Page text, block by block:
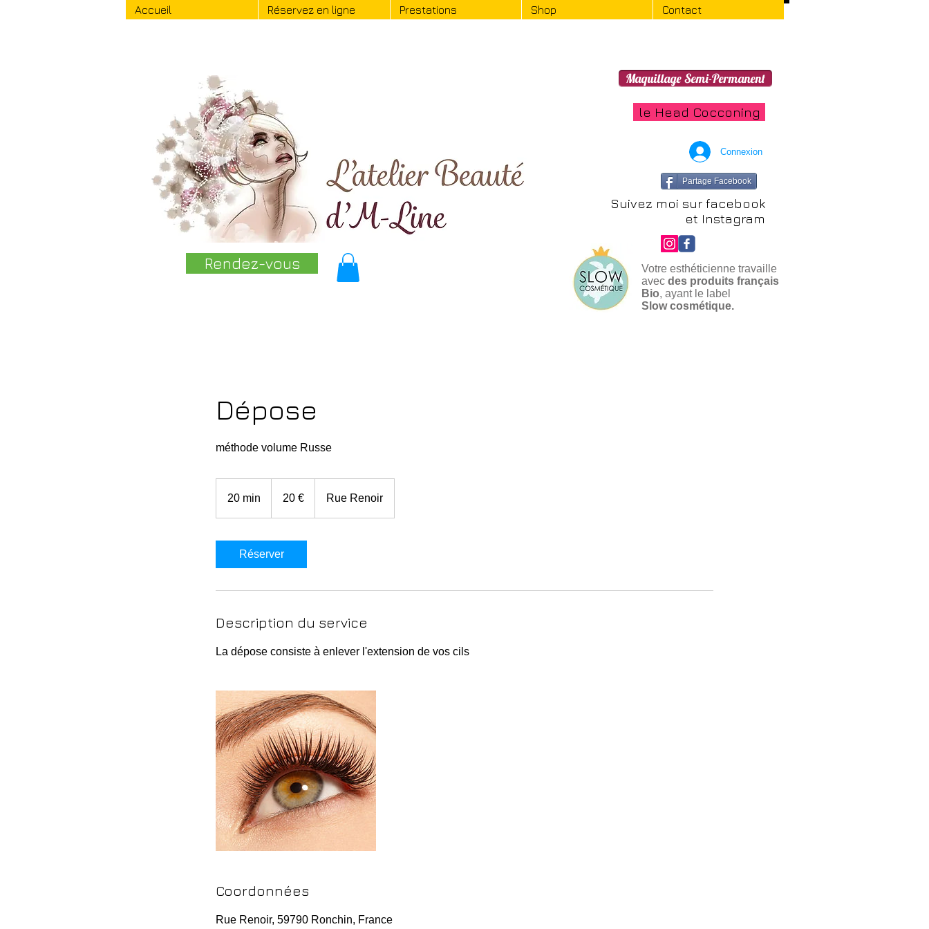
Accueil Réservez en ligne Prestations Shop Contact
le Head Cocconing
Connexion
Suivez moi sur facebook
et Instagram
Partage Facebook
Votre esthéticienne travaille
avec des produits français
Bio, ayant le label
Slow cosmétique.
Maquillage Semi-Permanent
Rendez-vous
Dépose
méthode volume Russe
20 min 20 € Rue Renoir
Réserver
Description du service
La dépose consiste à enlever l'extension de vos cils
Coordonnées
Rue Renoir, 59790 Ronchin, France